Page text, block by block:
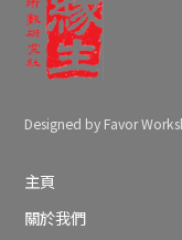
Designed by Favor
主頁
關於我們